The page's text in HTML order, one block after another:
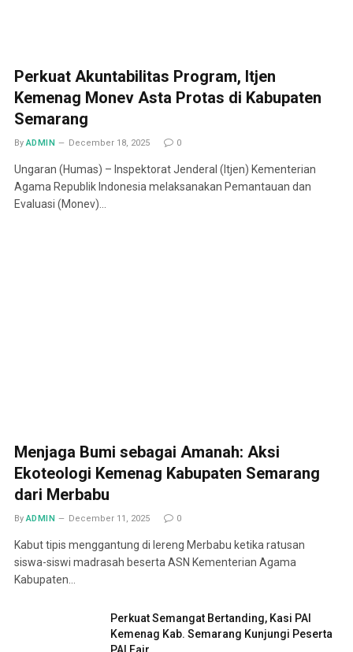
Perkuat Akuntabilitas Program, Itjen
Kemenag Monev Asta Protas di Kabupaten
Semarang
By ADMIN December 18, 2025 0
Ungaran (Humas) – Inspektorat Jenderal (Itjen) Kementerian
Agama Republik Indonesia melaksanakan Pemantauan dan
Evaluasi (Monev)…
Menjaga Bumi sebagai Amanah: Aksi
Ekoteologi Kemenag Kabupaten Semarang
dari Merbabu
By ADMIN December 11, 2025 0
Kabut tipis menggantung di lereng Merbabu ketika ratusan
siswa-siswi madrasah beserta ASN Kementerian Agama
Kabupaten…
Perkuat Semangat Bertanding, Kasi PAI
Kemenag Kab. Semarang Kunjungi Peserta